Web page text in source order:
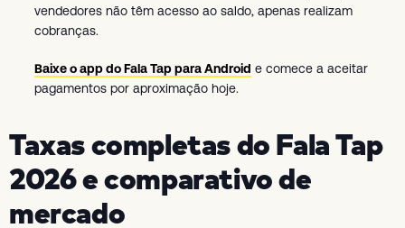
vendedores não têm acesso ao saldo, apenas realizam
cobranças.
Baixe o app do Fala Tap para Android e comece a aceitar
pagamentos por aproximação hoje.
Taxas completas do Fala Tap
2026 e comparativo de
mercado